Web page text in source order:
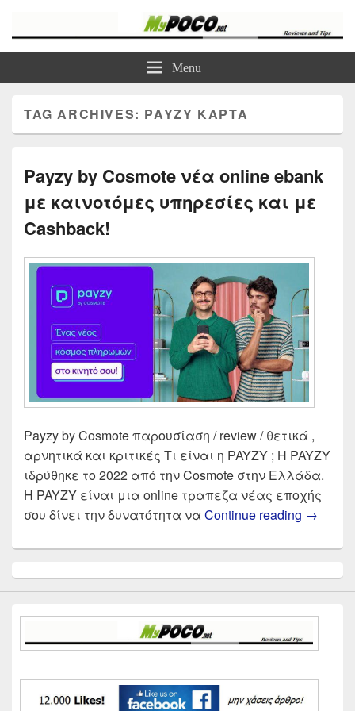
Τα καλύτερα Reviews , Συγκρίσεις , VPN , Webhosting
Menu
TAG ARCHIVES: PAYZY ΚΆΡΤΑ
Payzy by Cosmote νέα online ebank
με καινοτόμες υπηρεσίες και με
Cashback!
Payzy by Cosmote παρουσίαση / review / θετικά ,
αρνητικά και κριτικές Τι είναι η PAYZY ; Η PAYZY
ιδρύθηκε το 2022 από την Cosmote στην Ελλάδα.
Η PAYZY είναι μια online τραπεζα νέας εποχής
σου δίνει την δυνατότητα να Continue reading Payzy
→
Sidebar
Widget